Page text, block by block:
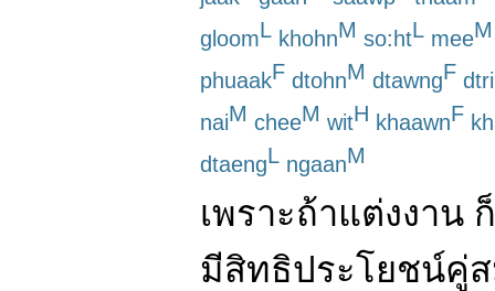
gloomL khohnM so:htL meeM
phuaakF dtohnM dtawngF
naiM cheeM witH khaawnF
dtaengL ngaanM
เพราะถ้าแต่งงาน ก็
มีสิทธิประโยชน์คู่